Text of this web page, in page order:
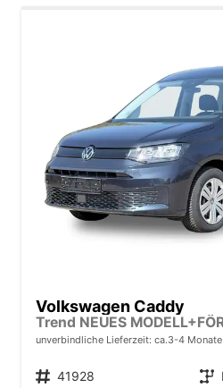
Volkswagen Caddy
unverbindliche Lieferzeit: ca.3-4 Monate
Fahrzeugnr. 41928 Getriebe